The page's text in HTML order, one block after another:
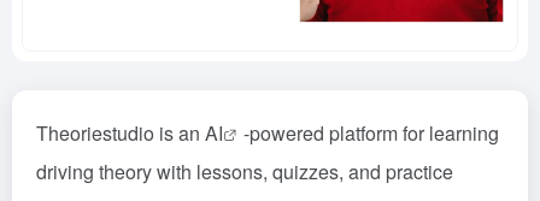
Theoriestudio is an AI
-powered platform for learning
driving theory with lessons, quizzes, and practice